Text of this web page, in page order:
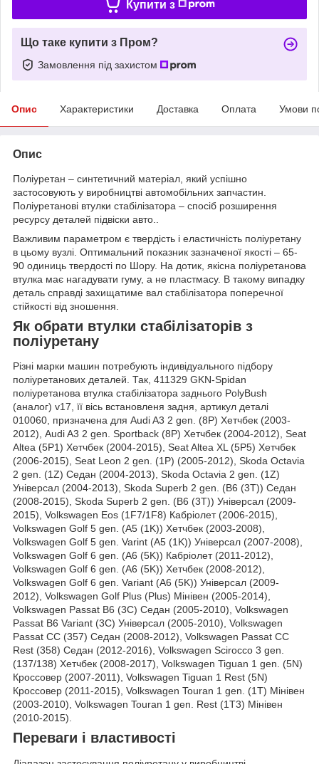
Купити з
Що таке купити з Пром?
Замовлення під захистом
Опис Характеристики Доставка Оплата Умови
Опис
Поліуретан – синтетичний матеріал, який успішно
застосовують у виробництві автомобільних запчастин.
Поліуретанові втулки стабілізатора – спосіб розширення
ресурсу деталей підвіски авто..
Важливим параметром є твердість і еластичність поліуретану
в цьому вузлі. Оптимальний показник зазначеної якості – 65-
90 одиниць твердості по Шору. На дотик, якісна поліуретанова
втулка має нагадувати гуму, а не пластмасу. В такому випадку
деталь справді захищатиме вал стабілізатора поперечної
стійкості від зношення.
Як обрати втулки стабілізаторів з
поліуретану
Різні марки машин потребують індивідуального підбору
поліуретанових деталей. Так, 411329 GKN-Spidan
поліуретанова втулка стабілізатора заднього PolyBush
(аналог) v17, її вісь встановленя задня, артикул деталі
010060, призначена для Audi A3 2 gen. (8P) Хетчбек (2003-
2012), Audi A3 2 gen. Sportback (8P) Хетчбек (2004-2012), Seat
Altea (5P1) Хетчбек (2004-2015), Seat Altea XL (5P5) Хетчбек
(2006-2015), Seat Leon 2 gen. (1P) (2005-2012), Skoda Octavia
2 gen. (1Z) Седан (2004-2013), Skoda Octavia 2 gen. (1Z)
Універсал (2004-2013), Skoda Superb 2 gen. (B6 (3T)) Седан
(2008-2015), Skoda Superb 2 gen. (B6 (3T)) Універсал (2009-
2015), Volkswagen Eos (1F7/1F8) Кабріолет (2006-2015),
Volkswagen Golf 5 gen. (A5 (1K)) Хетчбек (2003-2008),
Volkswagen Golf 5 gen. Varint (A5 (1K)) Універсал (2007-2008),
Volkswagen Golf 6 gen. (A6 (5K)) Кабріолет (2011-2012),
Volkswagen Golf 6 gen. (A6 (5K)) Хетчбек (2008-2012),
Volkswagen Golf 6 gen. Variant (A6 (5K)) Універсал (2009-
2012), Volkswagen Golf Plus (Plus) Мінівен (2005-2014),
Volkswagen Passat B6 (3C) Седан (2005-2010), Volkswagen
Passat B6 Variant (3C) Універсал (2005-2010), Volkswagen
Passat CC (357) Седан (2008-2012), Volkswagen Passat CC
Rest (358) Седан (2012-2016), Volkswagen Scirocco 3 gen.
(137/138) Хетчбек (2008-2017), Volkswagen Tiguan 1 gen. (5N)
Кроссовер (2007-2011), Volkswagen Tiguan 1 Rest (5N)
Кроссовер (2011-2015), Volkswagen Touran 1 gen. (1T) Мінівен
(2003-2010), Volkswagen Touran 1 gen. Rest (1T3) Мінівен
(2010-2015).
Переваги і властивості